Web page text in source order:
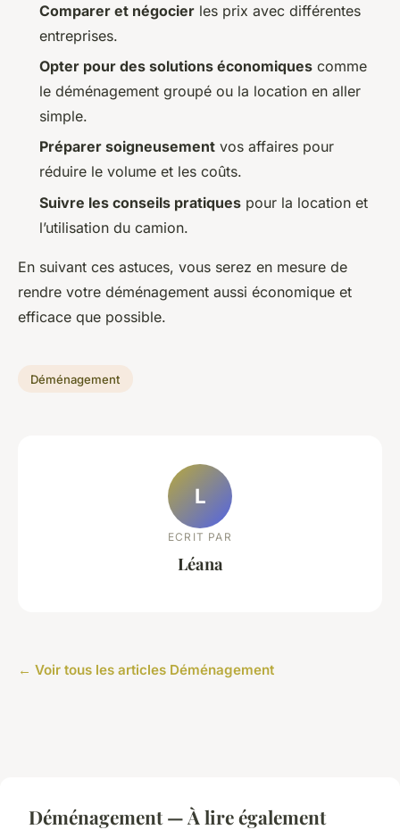
Comparer et négocier les prix avec différentes
entreprises.
Opter pour des solutions économiques comme
le déménagement groupé ou la location en aller
simple.
Préparer soigneusement vos affaires pour
réduire le volume et les coûts.
Suivre les conseils pratiques pour la location et
l’utilisation du camion.
En suivant ces astuces, vous serez en mesure de
rendre votre déménagement aussi économique et
efficace que possible.
Déménagement
L
ECRIT PAR
Léana
← Voir tous les articles Déménagement
Déménagement — À lire également